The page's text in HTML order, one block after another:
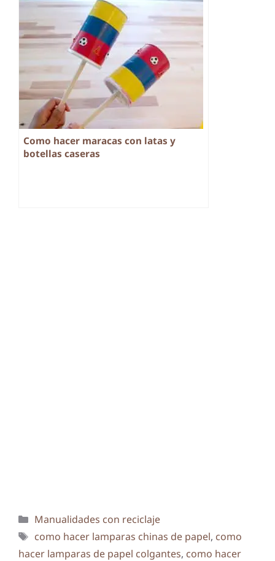
Como hacer maracas con latas y
botellas caseras
Categorías
Manualidades con reciclaje
Etiquetas
como hacer lamparas chinas de papel, como
hacer lamparas de papel colgantes, como hacer